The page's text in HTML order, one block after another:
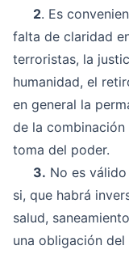
2. Es
falta de claridad
terroristas, la
humanidad, el
en general la
de la
toma del poder.
3. No es
si, que habrá
salud,
una obligación